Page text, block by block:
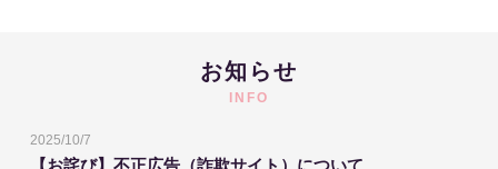
お知らせ
INFO
2025/10/7
【お詫び】不正広告（詐欺サイト）について